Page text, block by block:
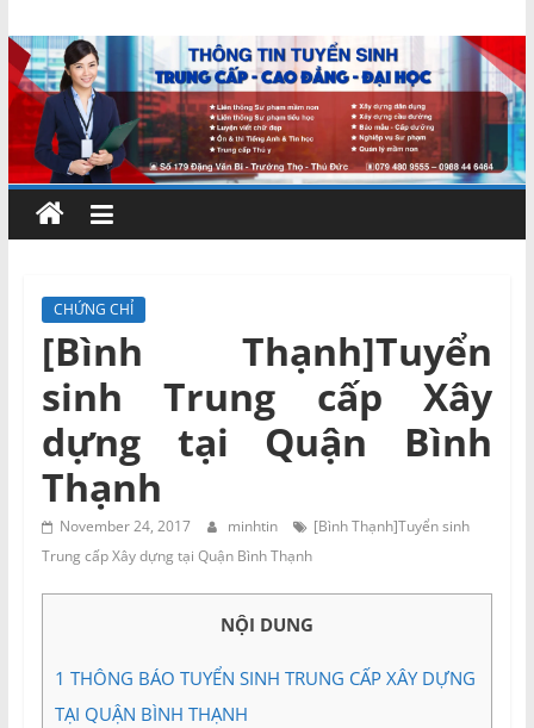
to
content
Chứng
chỉ
ngắn
hạn
–
MIENNAM
Education
Đào
và
Tư
vấn
CHỨNG CHỈ
[Bình Thạnh]Tuyển
sinh Trung cấp Xây
dựng tại Quận Bình
Thạnh
November 24, 2017 minhtin
[Bình Thạnh]Tuyển sinh
Trung cấp Xây dựng tại Quận Bình Thạnh
NỘI DUNG
1 THÔNG BÁO TUYỂN SINH TRUNG CẤP XÂY DỰNG
TẠI QUẬN BÌNH THẠNH